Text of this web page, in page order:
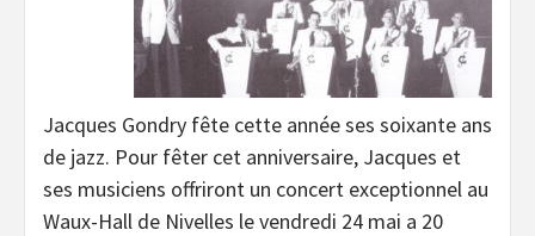
Jacques Gondry fête cette année ses soixante ans
de jazz. Pour fêter cet anniversaire, Jacques et
ses musiciens offriront un concert exceptionnel au
Waux-Hall de Nivelles le vendredi 24 mai a 20